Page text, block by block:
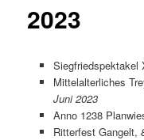
2023
Siegfriedspektakel
Mittelalterliches
Juni 2023
Anno 1238
Ritterfest Gangelt,